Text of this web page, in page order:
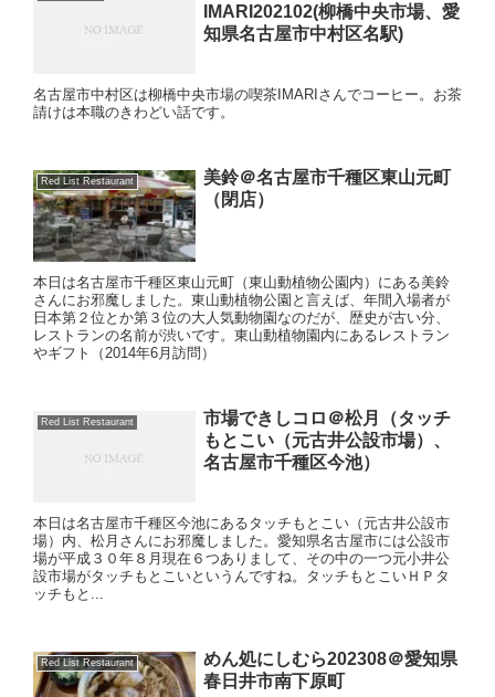
IMARI202102(柳橋中央市場、愛
知県名古屋市中村区名駅)
名古屋市中村区は柳橋中央市場の喫茶IMARIさんでコーヒー。お茶
請けは本職のきわどい話です。
Red List Restaurant
美鈴＠名古屋市千種区東山元町
（閉店）
本日は名古屋市千種区東山元町（東山動植物公園内）にある美鈴
さんにお邪魔しました。東山動植物公園と言えば、年間入場者が
日本第２位とか第３位の大人気動物園なのだが、歴史が古い分、
レストランの名前が渋いです。東山動植物園内にあるレストラン
やギフト（2014年6月訪問）
Red List Restaurant
市場できしコロ＠松月（タッチ
もとこい（元古井公設市場）、
名古屋市千種区今池）
本日は名古屋市千種区今池にあるタッチもとこい（元古井公設市
場）内、松月さんにお邪魔しました。愛知県名古屋市には公設市
場が平成３０年８月現在６つありまして、その中の一つ元小井公
設市場がタッチもとこいというんですね。タッチもとこいＨＰタ
ッチもと...
Red List Restaurant
めん処にしむら202308＠愛知県
春日井市南下原町